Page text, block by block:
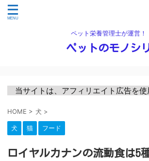
ペット栄養管理士が運営！
ペットのモノシ
当サイトは、アフィリエイト広告を
HOME > 犬 >
犬 猫 フード
ロイヤルカナンの流動食は5